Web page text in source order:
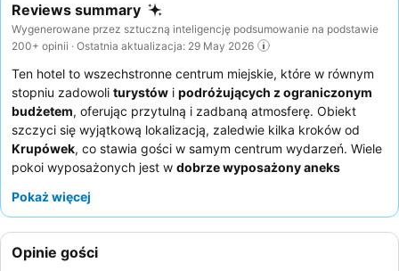
Reviews summary
Wygenerowane przez sztuczną inteligencję podsumowanie na podstawie
200+ opinii · Ostatnia aktualizacja: 29 May 2026
Ten hotel to wszechstronne centrum miejskie, które w równym
stopniu zadowoli turystów i podróżujących z ograniczonym
budżetem, oferując przytulną i zadbaną atmosferę. Obiekt
szczyci się wyjątkową lokalizacją, zaledwie kilka kroków od
Krupówek, co stawia gości w samym centrum wydarzeń. Wiele
pokoi wyposażonych jest w dobrze wyposażony aneks
kuchennymi, idealny do samodzielnego przygotowywania
personel
, który często dokłada wszelkich starań, aby sprostać
różnym prośbom. Aby zapewnić sobie spokojniejszy pobyt,
Pokaż więcej
Opinie gości